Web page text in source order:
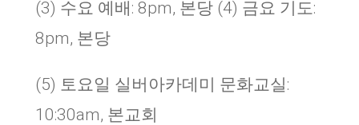
(3) 수요 예배: 8pm, 본당 (4) 금요 기도:
8pm, 본당
(5) 토요일 실버아카데미 문화교실:
10:30am, 본교회